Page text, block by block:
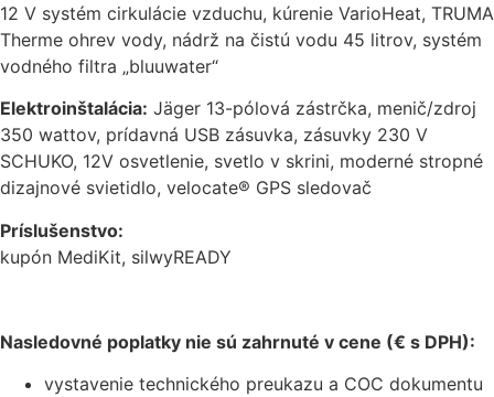
12 V systém cirkulácie vzduchu, kúrenie VarioHeat, TRUMA
Therme ohrev vody, nádrž na čistú vodu 45 litrov, systém
vodného filtra „bluuwater“
Elektroinštalácia: Jäger 13-pólová zástrčka, menič/zdroj
350 wattov, prídavná USB zásuvka, zásuvky 230 V
SCHUKO, 12V osvetlenie, svetlo v skrini, moderné stropné
dizajnové svietidlo, velocate® GPS sledovač
Príslušenstvo:
kupón MediKit, silwyREADY
Nasledovné poplatky nie sú zahrnuté v cene (€ s DPH):
vystavenie technického preukazu a COC dokumentu